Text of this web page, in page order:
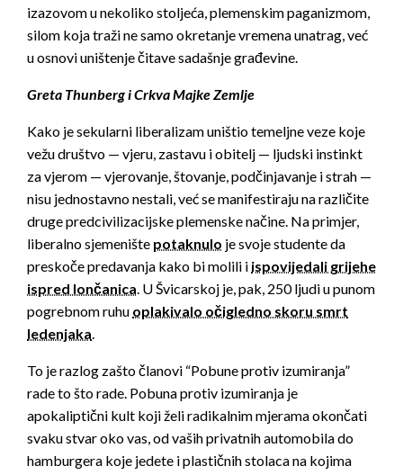
izazovom u nekoliko stoljeća, plemenskim paganizmom,
silom koja traži ne samo okretanje vremena unatrag, već
u osnovi uništenje čitave sadašnje građevine.
Greta Thunberg i Crkva Majke Zemlje
Kako je sekularni liberalizam uništio temeljne veze koje
vežu društvo — vjeru, zastavu i obitelj — ljudski instinkt
za vjerom — vjerovanje, štovanje, podčinjavanje i strah —
nisu jednostavno nestali, već se manifestiraju na različite
druge predcivilizacijske plemenske načine. Na primjer,
liberalno sjemenište potaknulo je svoje studente da
preskoče predavanja kako bi molili i ispovijedali grijehe
ispred lončanica. U Švicarskoj je, pak, 250 ljudi u punom
pogrebnom ruhu oplakivalo očigledno skoru smrt
ledenjaka.
To je razlog zašto članovi “Pobune protiv izumiranja”
rade to što rade. Pobuna protiv izumiranja je
apokaliptični kult koji želi radikalnim mjerama okončati
svaku stvar oko vas, od vaših privatnih automobila do
hamburgera koje jedete i plastičnih stolaca na kojima